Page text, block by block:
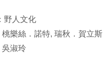
野人文化
樂絲．諾特, 瑞秋．賀立斯
淑玲